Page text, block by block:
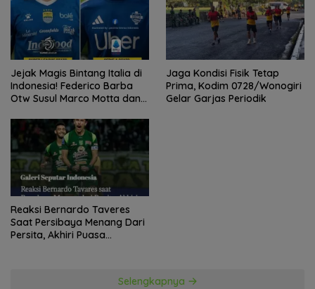
Jejak Magis Bintang Italia di
Indonesia! Federico Barba
Otw Susul Marco Motta dan
Trofi?
Jaga Kondisi Fisik Tetap
Prima, Kodim 0728/Wonogiri
Gelar Garjas Periodik
Reaksi Bernardo Taveres
Saat Persibaya Menang Dari
Persita, Akhiri Puasa
Selengkapnya